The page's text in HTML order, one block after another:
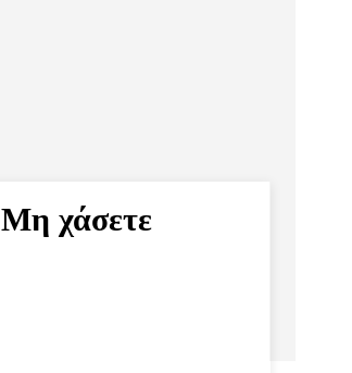
Μη χάσετε